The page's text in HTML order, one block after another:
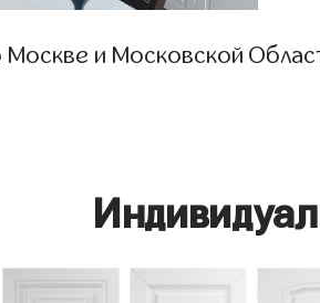
Москве и Московской